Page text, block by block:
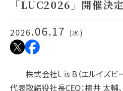
「LUC2026」開催決定
2026.06.17 (水)
株式会社L is B（エルイズビ
代表取締役社長CEO：横井 太輔